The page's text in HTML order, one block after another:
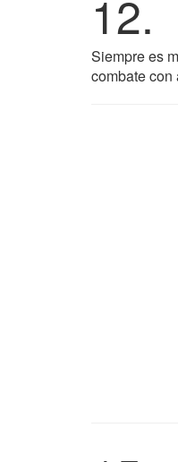
12.
Siempre es
combate con